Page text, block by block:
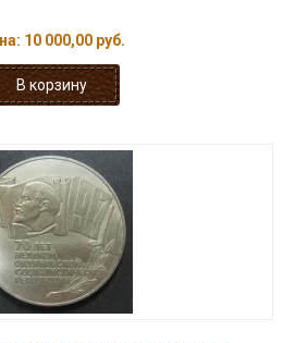
10 000,00 руб.